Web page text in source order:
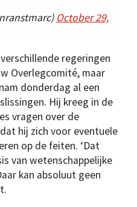
October 29,
regeringen
Overlegcomité, maar
donderdag al een
Hij kreeg in de
vragen over de
hij zich voor eventuele
op de feiten. ‘Dat
van wetenschappelijke
kan absoluut geen